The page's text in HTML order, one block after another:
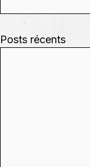
Posts récents